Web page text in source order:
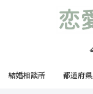
結婚相談所 都道府